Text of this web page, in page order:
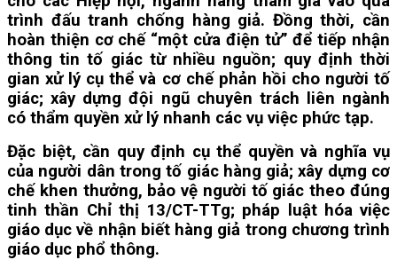
trình đấu tranh chống hàng giả. Đồng thời, cần
hoàn thiện cơ chế “một cửa điện tử” để tiếp nhận
thông tin tố giác từ nhiều nguồn; quy định thời
gian xử lý cụ thể và cơ chế phản hồi cho người tố
giác; xây dựng đội ngũ chuyên trách liên ngành
có thẩm quyền xử lý nhanh các vụ việc phức tạp.
Đặc biệt, cần quy định cụ thể quyền và nghĩa vụ
của người dân trong tố giác hàng giả; xây dựng cơ
chế khen thưởng, bảo vệ người tố giác theo đúng
tinh thần Chỉ thị 13/CT-TTg; pháp luật hóa việc
giáo dục về nhận biết hàng giả trong chương trình
giáo dục phổ thông.